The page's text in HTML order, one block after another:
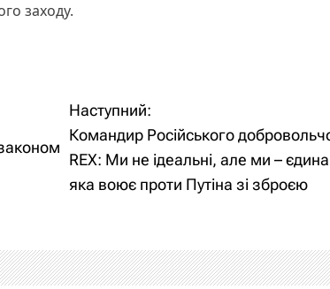
заходу.
Наступний:
Командир Російського
REX: Ми не ідеальні, але ми –
яка воює проти Путіна зі зброєю